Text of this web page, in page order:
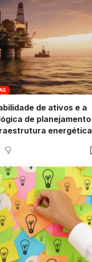
de ativos e a
de planejamento
energética